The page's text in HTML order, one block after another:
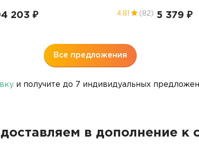
203 ₽ 4.81 (82) 5 379 ₽
Все предложения
и получите до 7 индивидуальных
в дополнение к